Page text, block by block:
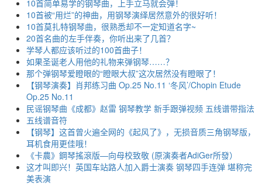
10首简单易学的钢琴曲，上手立马就会弹！
10首被“用烂”的神曲，用钢琴演绎居然意外的很好听！
10首莫扎特钢琴曲，很熟悉却不一定知道名字~
20首名曲的左手伴奏，你听出来了几首？
学琴人都应该听过的100首曲子！
如果圣诞老人用他的礼物来弹钢琴……？
那个弹钢琴爱瞪眼的“瞪眼大叔”这次居然没有瞪眼了！
【钢琴演奏】肖邦练习曲 Op.25 No.11 ‘冬风’/Chopin Etude
Op.25 No.11
民谣钢琴曲《成都》赵雷 钢琴教学 新手跟弹视频 五线谱带指法
五线谱音符
【钢琴】这首曾火遍全网的《起风了》，无损音质三角钢琴版，
耳机食用更佳哦！
《卡農》鋼琴搖滾版—向母校致敬 (原演奏者AdiGer所發）
这才叫即兴！英国车站路人加入爵士演奏 钢琴四手连弹 堪称完
美表演